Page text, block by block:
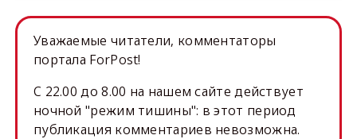
Уважаемые читатели, комментаторы
портала ForPost!
C 22.00 до 8.00 на нашем сайте действует
ночной "режим тишины": в этот период
публикация комментариев невозможна.